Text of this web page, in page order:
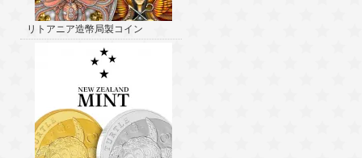
リトアニア造幣局製コイン